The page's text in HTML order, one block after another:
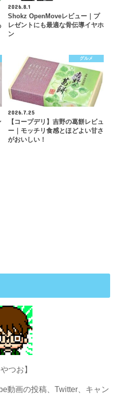
2026.8.1
Shokz OpenMoveレビュー｜プ
レゼントにも最適な骨伝導イヤホ
ン
グルメ
2026.7.25
【コープデリ】吉野の葛餅レビュ
ー｜モッチリ食感とほどよい甘さ
がおいしい！
つお】
動画の投稿、Twitter、キャン